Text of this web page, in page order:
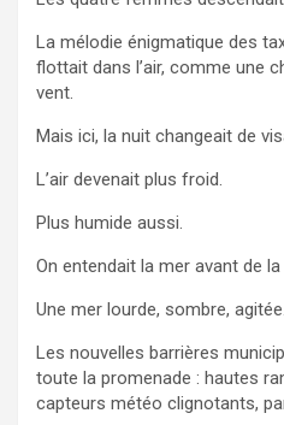
La mélodie énigmatique des
flottait dans l’air, comme une
vent.
Mais ici, la nuit changeait de
L’air devenait plus froid.
Plus humide aussi.
On entendait la mer avant de la
Une mer lourde, sombre, agitée.
Les nouvelles barrières
toute la promenade : hautes
capteurs météo clignotants,